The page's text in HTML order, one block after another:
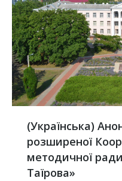
(Українська)
розширеної
методичної
Таїрова»